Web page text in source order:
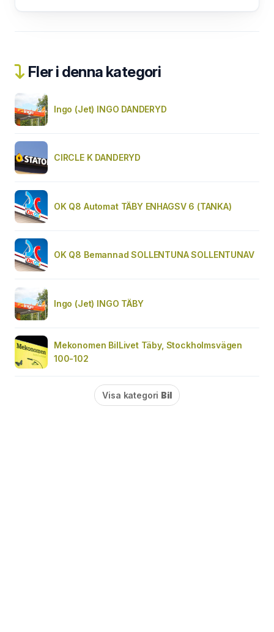
Fler i denna kategori
Ingo (Jet) INGO DANDERYD
CIRCLE K DANDERYD
OK Q8 Automat TÄBY ENHAGSV 6 (TANKA)
OK Q8 Bemannad SOLLENTUNA SOLLENTUNAV
Ingo (Jet) INGO TÄBY
Mekonomen BilLivet Täby, Stockholmsvägen
100-102
Visa kategori Bil